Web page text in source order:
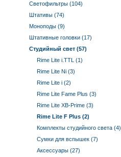
Светофильтры (104)
Штативы (74)
Моноподы (9)
Штативные головки (17)
Студийный свет (57)
Rime Lite i.TTL (1)
Rime Lite Ni (3)
Rime Lite i (2)
Rime Lite Fame Plus (3)
Rime Lite XB-Prime (3)
Rime Lite F Plus (2)
Комплекты студийного света (4)
Сумки для вспышек (7)
Аксессуары (27)